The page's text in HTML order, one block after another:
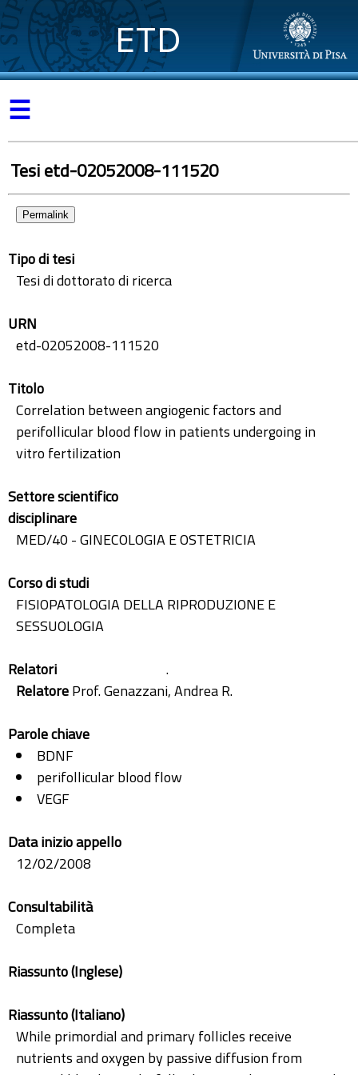
ETD
☰
Tesi etd-02052008-111520
Permalink
Tipo di tesi
Tesi di dottorato di ricerca
URN
etd-02052008-111520
Titolo
Correlation between angiogenic factors and
perifollicular blood flow in patients undergoing in
vitro fertilization
Settore scientifico
disciplinare
MED/40 - GINECOLOGIA E OSTETRICIA
Corso di studi
FISIOPATOLOGIA DELLA RIPRODUZIONE E
SESSUOLOGIA
Relatori
.
RelatoreProf. Genazzani, Andrea R.
Parole chiave
BDNF
perifollicular blood flow
VEGF
Data inizio appello
12/02/2008
Consultabilità
Completa
Riassunto (Inglese)
Riassunto (Italiano)
While primordial and primary follicles receive
nutrients and oxygen by passive diffusion from